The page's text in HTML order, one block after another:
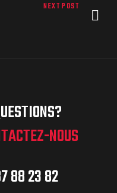
NEXT POST
NOUS
88 23 82